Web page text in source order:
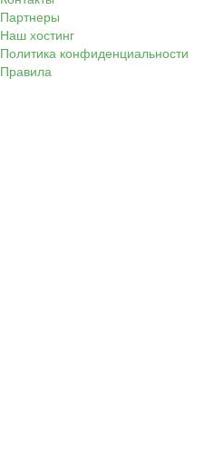
Партнеры
Наш хостинг
Политика конфиденциальности
Правила